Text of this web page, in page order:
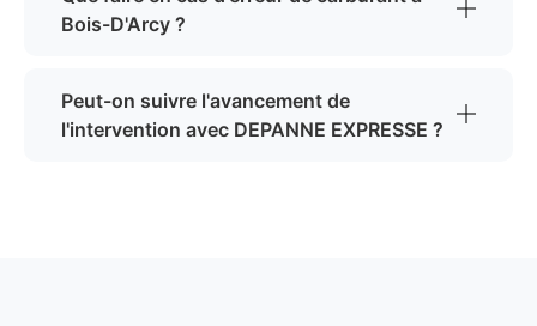
Bois-D'Arcy ?
Peut-on suivre l'avancement de
l'intervention avec DEPANNE EXPRESSE ?